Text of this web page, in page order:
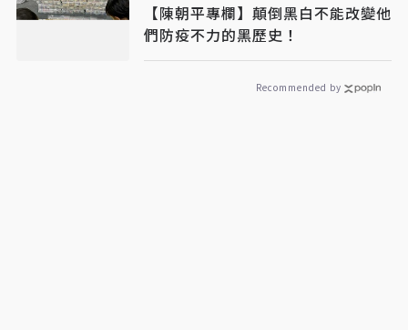
【陳朝平專欄】顛倒黑白不能改變他
們防疫不力的黑歷史！
Recommended by